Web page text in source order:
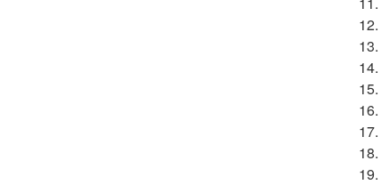
12.
13.
14.
15.
16.
17.
18.
19.